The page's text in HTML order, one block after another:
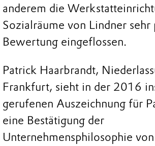
anderem die
Sozialräume von Lindner
Bewertung eingeflossen.
Patrick Haarbrandt,
Frankfurt, sieht in der 2016
gerufenen Auszeichnung für
eine Bestätigung der
Unternehmensphilosophie